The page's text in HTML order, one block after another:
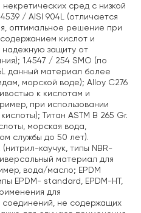
сред с низкой
/ AISI 904L (отличается
оптимальное решение при
кислот и
защиту от
1.4547 / 254 SMO (по
данный материал более
морской воде); Alloy C276
к кислотам и
при использовании
Титан ASTM B 265 Gr.
морская вода,
службы до 50 лет).
(нитрил-каучук, типы NBR-
материал для
вода/масло; EPDM
EPDM- standard, EPDM-HT,
для
соединений, не содержащих